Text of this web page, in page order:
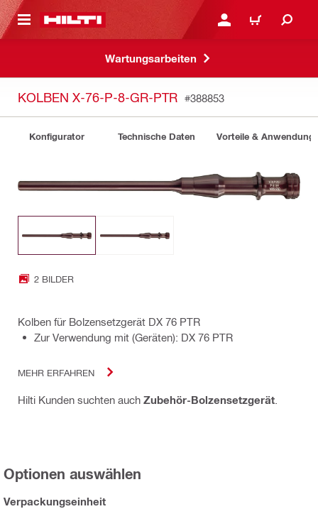
ANMELDEN ODER
WARENKORB
Wartungsarbeiten
KOLBEN X-76-P-8-GR-PTR #388853
Konfigurator Technische Daten Vorteile &
2 BILDER
Kolben für Bolzensetzgerät DX 76 PTR
Zur Verwendung mit (Geräten): DX 76 PTR
MEHR ERFAHREN
Hilti Kunden suchten auch Zubehör-Bolzensetzgerät
Optionen auswählen
Verpackungseinheit